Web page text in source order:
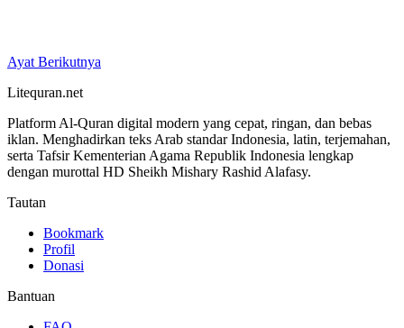
Ayat Berikutnya
Litequran.net
Platform Al-Quran digital modern yang cepat, ringan, dan bebas
iklan. Menghadirkan teks Arab standar Indonesia, latin, terjemahan,
serta Tafsir Kementerian Agama Republik Indonesia lengkap
dengan murottal HD Sheikh Mishary Rashid Alafasy.
Tautan
Bookmark
Profil
Donasi
Bantuan